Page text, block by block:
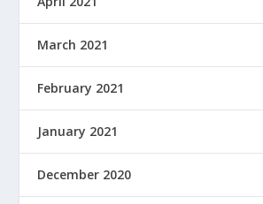
March 2021
February 2021
January 2021
December 2020